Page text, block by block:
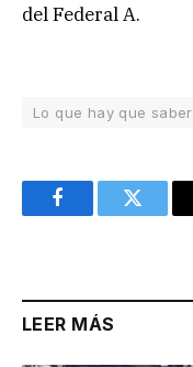
del Federal A.
Lo que hay que saber
FacebookTwitter
LEER MÁS